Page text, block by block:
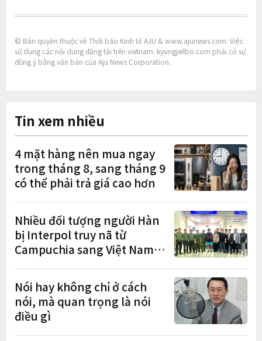
© Bản quyền thuộc về Thời báo Kinh tế AJU & www.ajunews.com: Việc
sử dụng các nội dung đăng tải trên vietnam. kyungjeilbo.com phải có sự
đồng ý bằng văn bản của Aju News Corporation.
Tin xem nhiều
4 mặt hàng nên mua ngay
trong tháng 8, sang tháng 9
có thể phải trả giá cao hơn
Nhiều đối tượng người Hàn
bị Interpol truy nã từ
Campuchia sang Việt Nam
Nói hay không chỉ ở cách
nói, mà quan trọng là nói
điều gì